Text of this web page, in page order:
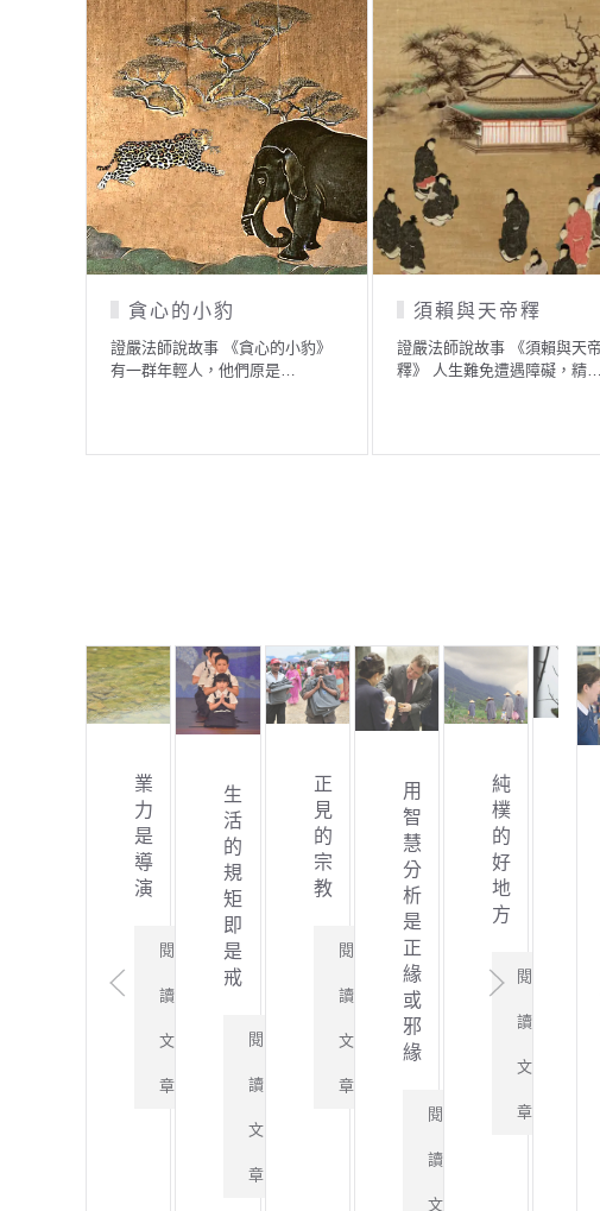
貧苦夫妻中秋賞月
證嚴法師說故事 《貧苦夫妻中秋
賞月》 有一對貧苦夫妻，…
人人都有財產「三千
億」
證嚴法師說故事 《人人都有財
業
力
是
導
演
閱
讀
文
章
生
活
的
規
矩
即
是
戒
閱
讀
文
章
正
見
的
宗
教
閱
讀
文
章
用
智
慧
分
析
是
正
緣
或
邪
緣
閱
讀
文
純
樸
的
好
地
方
閱
讀
文
章